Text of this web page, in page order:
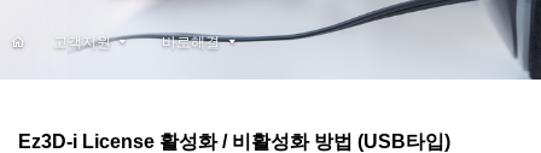
고객지원 바로해결
Ez3D-i License 활성화 / 비활성화 방법 (USB타입)